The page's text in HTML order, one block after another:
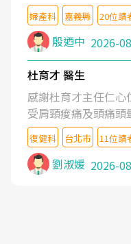
婦產科 嘉義縣 20位讀
殷迺中 2026-
杜育才 醫生
感謝杜育才主任仁
受肩頸痠痛及頭痛
檢查,也嘗試過西醫
沒有用,後來連吃到
症狀,沒多久就痛起
台灣親友介紹忠孝
復健科 台北市 11位讀
劉淑媛 2026-